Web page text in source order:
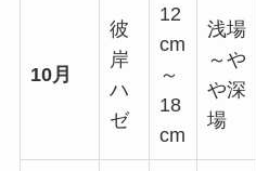
10月
彼
岸
ハ
ゼ
12
cm
～
18
cm
浅場
～や
や深
場